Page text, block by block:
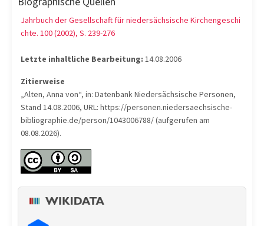
Jahrbuch der Gesellschaft für niedersächsische Kirchengeschi
chte. 100 (2002), S. 239-276
Letzte inhaltliche Bearbeitung: 14.08.2006
Zitierweise
„Alten, Anna von“, in: Datenbank Niedersächsische Personen,
Stand 14.08.2006, URL: https://personen.niedersaechsische-
bibliographie.de/person/1043006788/ (aufgerufen am
08.08.2026).